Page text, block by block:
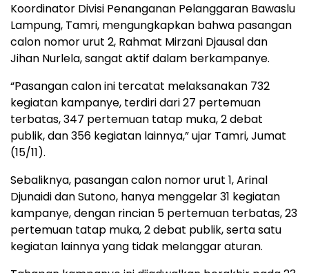
Koordinator Divisi Penanganan Pelanggaran Bawaslu
Lampung, Tamri, mengungkapkan bahwa pasangan
calon nomor urut 2, Rahmat Mirzani Djausal dan
Jihan Nurlela, sangat aktif dalam berkampanye.
“Pasangan calon ini tercatat melaksanakan 732
kegiatan kampanye, terdiri dari 27 pertemuan
terbatas, 347 pertemuan tatap muka, 2 debat
publik, dan 356 kegiatan lainnya,” ujar Tamri, Jumat
(15/11).
Sebaliknya, pasangan calon nomor urut 1, Arinal
Djunaidi dan Sutono, hanya menggelar 31 kegiatan
kampanye, dengan rincian 5 pertemuan terbatas, 23
pertemuan tatap muka, 2 debat publik, serta satu
kegiatan lainnya yang tidak melanggar aturan.